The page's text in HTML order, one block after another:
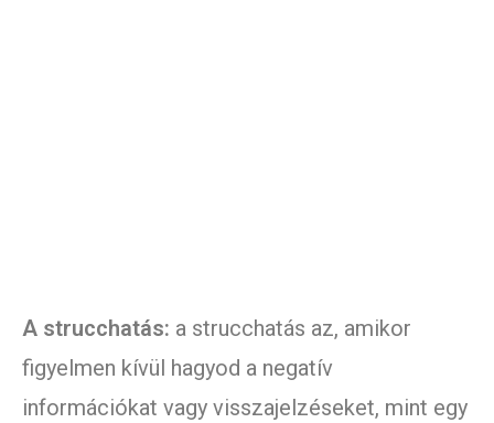
A strucchatás: a strucchatás az, amikor
figyelmen kívül hagyod a negatív
információkat vagy visszajelzéseket, mint egy